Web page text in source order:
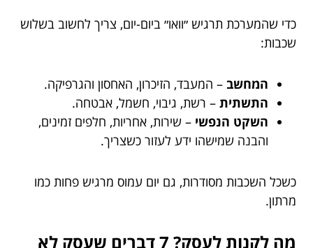
כדי שהמערכת תרגיש ״וואו״ ביום-יום, צריך לחשוב בשלוש
שכבות:
המחשב – המעבד, הזיכרון, האחסון והגרפיקה.
התשתית – רשת, גיבוי, חשמל, אבטחה.
השקט הנפשי – שירות, אחריות, חלפים זמינים,
והבנה שמישהו ידע לעזור כשצריך.
כשכל השכבות מסודרות, גם יום עמוס מרגיש פחות כמו
מרתון.
מה לקנות לעסק? 7 דברים שעסק לא